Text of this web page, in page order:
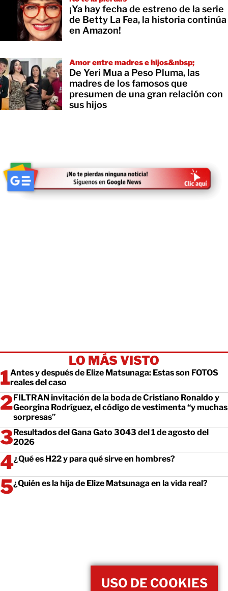
¡Ya hay fecha de estreno de la serie
de Betty La Fea, la historia continúa
en Amazon!
Amor entre madres e hijos&nbsp;
De Yeri Mua a Peso Pluma, las
madres de los famosos que
presumen de una gran relación con
sus hijos
LO MÁS VISTO
Antes y después de Elize Matsunaga: Estas son FOTOS
reales del caso
FILTRAN invitación de la boda de Cristiano Ronaldo y
Georgina Rodríguez, el código de vestimenta “y muchas
sorpresas”
Resultados del Gana Gato 3043 del 1 de agosto del
2026
¿Qué es H22 y para qué sirve en hombres?
¿Quién es la hija de Elize Matsunaga en la vida real?
USO DE COOKIES